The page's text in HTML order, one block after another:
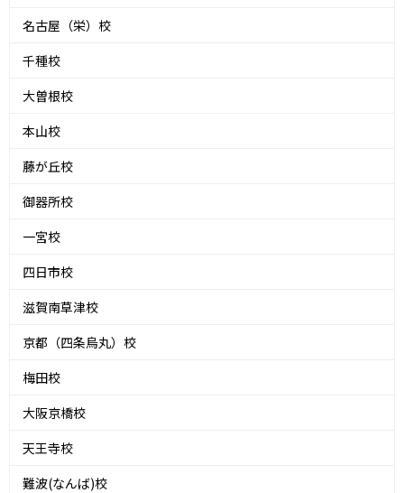
名古屋（栄）校
千種校
大曽根校
本山校
藤が丘校
御器所校
一宮校
四日市校
滋賀南草津校
京都（四条烏丸）校
梅田校
大阪京橋校
天王寺校
難波(なんば)校